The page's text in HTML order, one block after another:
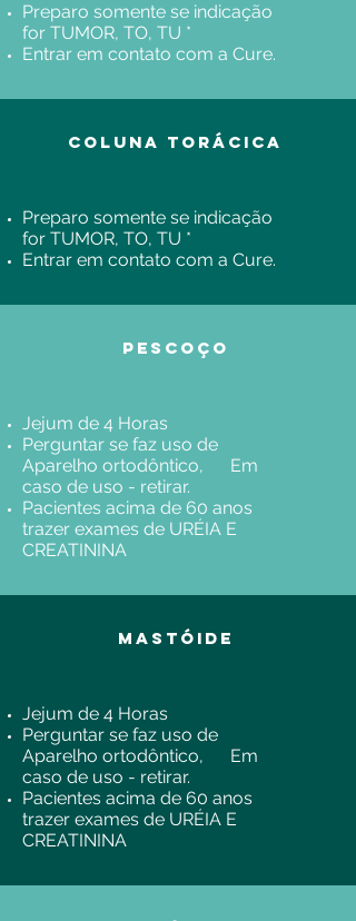
Preparo somente se indicação
for TUMOR, TO, TU *
Entrar em contato com a Cure.
Coluna Torácica
Preparo somente se indicação
for TUMOR, TO, TU *
Entrar em contato com a Cure.
Pescoço
Jejum de 4 Horas
Perguntar se faz uso de
Aparelho ortodôntico, Em
caso de uso - retirar.
Pacientes acima de 60 anos
trazer exames de URÉIA E
CREATININA
MastÓide
Jejum de 4 Horas
Perguntar se faz uso de
Aparelho ortodôntico, Em
caso de uso - retirar.
Pacientes acima de 60 anos
trazer exames de URÉIA E
CREATININA